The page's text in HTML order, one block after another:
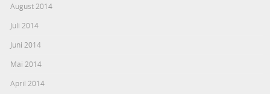
August 2014
Juli 2014
Juni 2014
Mai 2014
April 2014